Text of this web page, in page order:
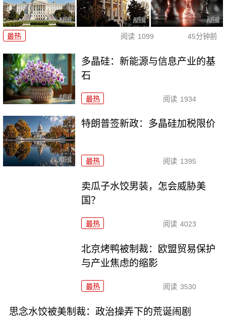
最热 阅读 1099 45分钟前
多晶硅：新能源与信息产业的基
石
最热 阅读 1934
特朗普签新政：多晶硅加税限价
最热 阅读 1395
卖瓜子水饺男装，怎会威胁美
国？
最热 阅读 4023
北京烤鸭被制裁：欧盟贸易保护
与产业焦虑的缩影
最热 阅读 3530
思念水饺被美制裁：政治操弄下的荒诞闹剧